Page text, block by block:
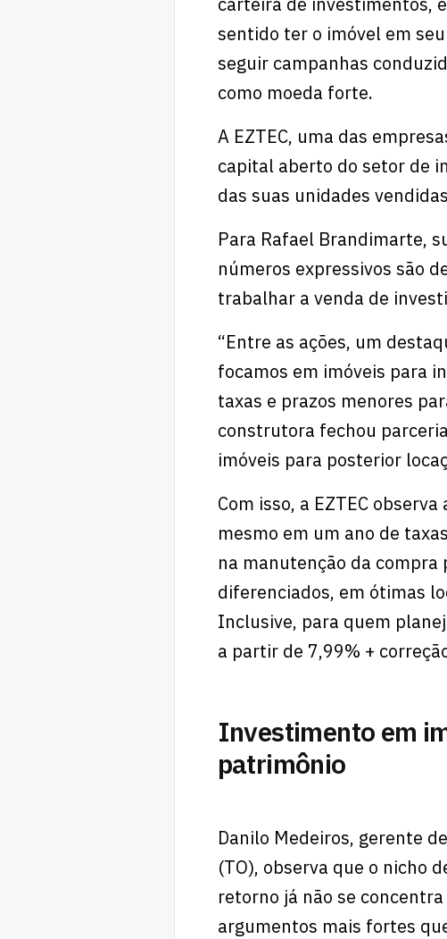
sentido ter o imóvel em
seguir campanhas
como moeda forte.
A EZTEC, uma das
capital aberto do setor de
das suas unidades
Para Rafael Brandimarte,
números expressivos são
trabalhar a venda de
“Entre as ações, um
focamos em imóveis para
taxas e prazos menores
construtora fechou
imóveis para posterior
Com isso, a EZTEC
mesmo em um ano de
na manutenção da
diferenciados, em ótimas
Inclusive, para quem
a partir de 7,99% +
Investimento em
patrimônio
Danilo Medeiros, gerente
(TO), observa que o nicho
retorno já não se
argumentos mais fortes